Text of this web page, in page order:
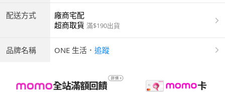
配送方式
廠商宅配
超商取貨 滿$190出貨
品牌名稱 ONE 生活 ． 追蹤